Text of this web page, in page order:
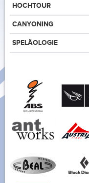
HOCHTOUR
CANYONING
SPELÄOLOGIE